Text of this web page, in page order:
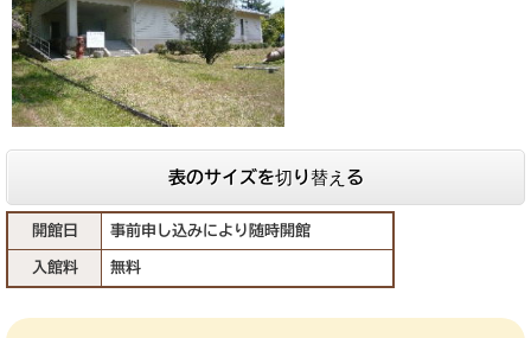
表のサイズを切り替える
開館日 事前申し込みにより随時開館
入館料 無料